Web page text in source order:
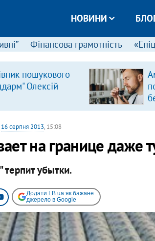
НОВИНИ
Фінансова грамотність
пошукового
Олексій
16 серпня 2013, 15:08
на границе даже
терпит убытки.
Додати LB.ua як бажане
джерело в Google